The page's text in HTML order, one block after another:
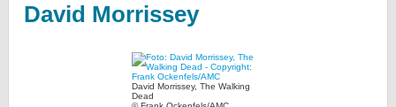
David Morrissey
David Morrissey, The Walking
Dead
KULTUR
Specials